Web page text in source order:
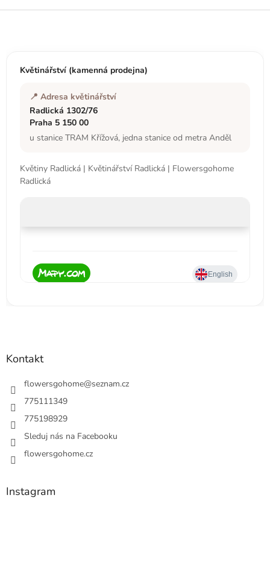
Z
Květinářství (kamenná prodejna)
📍 Adresa květinářství
Radlická 1302/76
Praha 5 150 00
u stanice TRAM Křížová, jedna stanice od metra Anděl
Květiny Radlická | Květinářství Radlická | Flowersgohome
Radlická
Kontakt
flowersgohome@seznam.cz
775111349
775198929
Sleduj nás na Facebooku
flowersgohome.cz
Instagram